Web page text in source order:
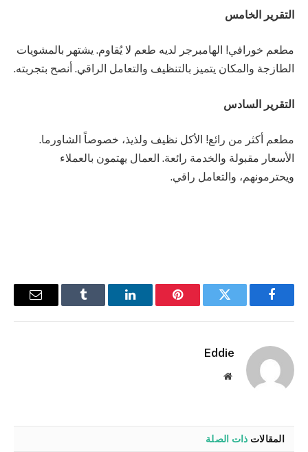
التقرير الخامس
مطعم خورافي! الهامبرجر لديه طعم لا يُقاوم. يشتهر بالمشويات
الطازجة والمكان يتميز بالتنظيف والتعامل الراقي. أنصح بتجربته.
التقرير السادس
مطعم أكثر من رائع! الأكل نظيف ولذيذ، خصوصاً الشاورما.
الأسعار مقبولة والخدمة رائعة. العمال يهتمون بالعملاء
ويحترمونهم، والتعامل راقي.
فيسبوك تويتر بينتيريستلينكدإن Tumblr
البريد
Eddie
موقع
المقالات ذات الصلة